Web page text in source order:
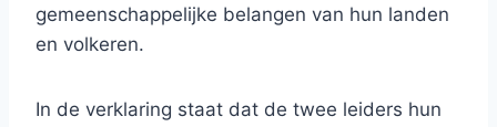
gemeenschappelijke belangen van hun landen
en volkeren.
In de verklaring staat dat de twee leiders hun